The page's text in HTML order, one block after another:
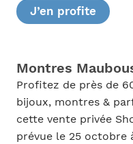
J’en profite
Montres
Profitez de près de
bijoux, montres &
cette vente privée
prévue le 25 octobre